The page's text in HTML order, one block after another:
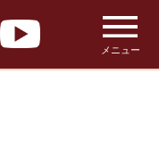
メニュー